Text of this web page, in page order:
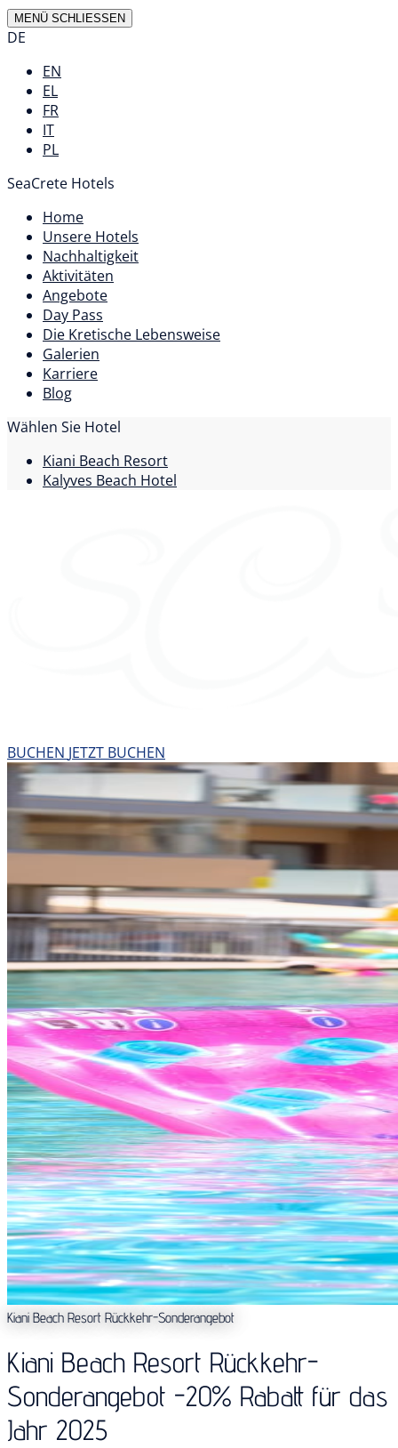
MENÜ SCHLIESSEN
DE
EN
EL
FR
IT
PL
SeaCrete Hotels
Home
Unsere Hotels
Nachhaltigkeit
Aktivitäten
Angebote
Day Pass
Die Kretische Lebensweise
Galerien
Karriere
Blog
Wählen Sie Hotel
Kiani Beach Resort
Kalyves Beach Hotel
BUCHEN JETZT BUCHEN
Kiani Beach Resort Rückkehr-Sonderangebot
Kiani Beach Resort Rückkehr-
Sonderangebot -20% Rabatt für das
Jahr 2025